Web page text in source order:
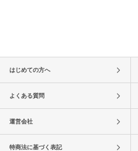
はじめての方へ
よくある質問
運営会社
特商法に基づく表記